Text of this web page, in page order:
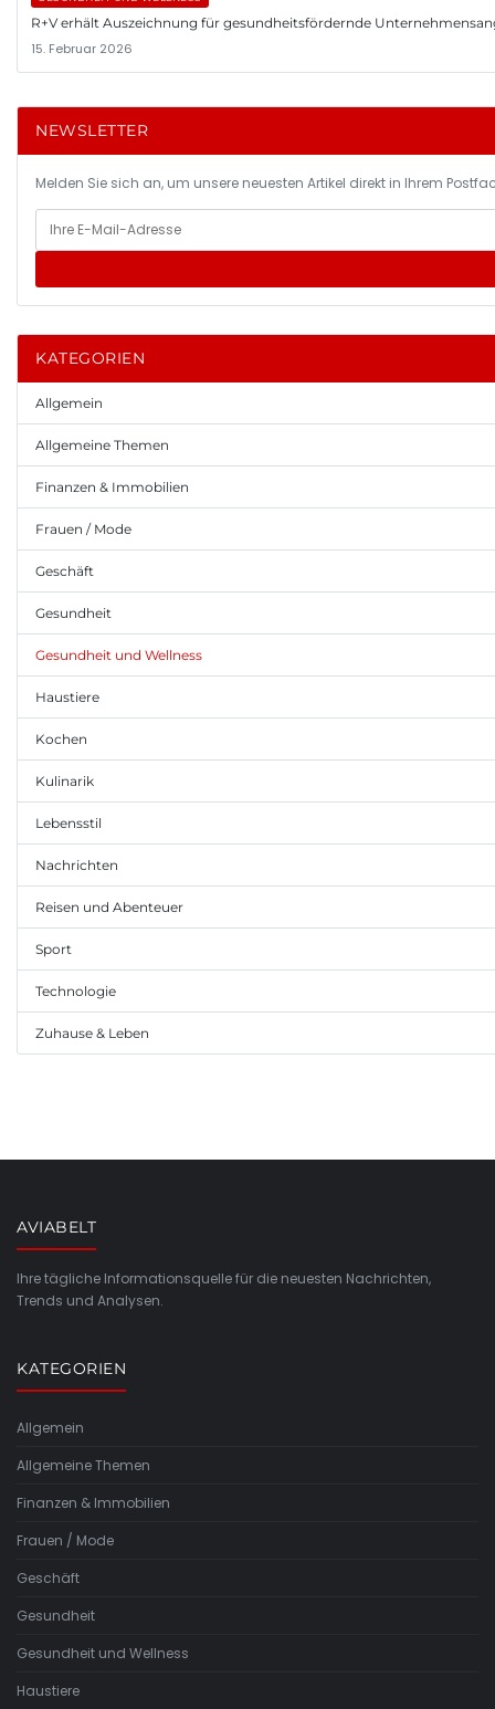
R+V erhält Auszeichnung für gesundheitsfördernde
15. Februar 2026
NEWSLETTER
Melden Sie sich an, um unsere neuesten Artikel direkt in Ihrem
KATEGORIEN
Allgemein
Allgemeine Themen
Finanzen & Immobilien
Frauen / Mode
Geschäft
Gesundheit
Gesundheit und Wellness
Haustiere
Kochen
Kulinarik
Lebensstil
Nachrichten
Reisen und Abenteuer
Sport
Technologie
Zuhause & Leben
AVIABELT
Ihre tägliche Informationsquelle für die neuesten Nachrichten,
Trends und Analysen.
KATEGORIEN
Allgemein
Allgemeine Themen
Finanzen & Immobilien
Frauen / Mode
Geschäft
Gesundheit
Gesundheit und Wellness
Haustiere